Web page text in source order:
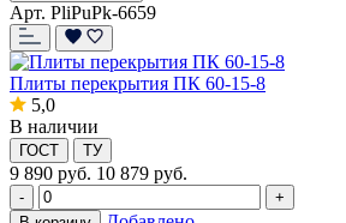
Арт. PliPuPk-6659
Плиты перекрытия ПК 60-15-8
5,0
В наличии
ГОСТ ТУ
9 890 руб. 10 879 руб.
-
+